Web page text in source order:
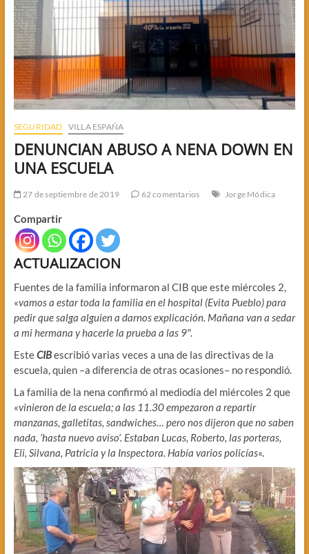
SEGURIDAD VILLA ESPAÑA
DENUNCIAN ABUSO A NENA DOWN EN
UNA ESCUELA
27 de septiembre de 2019 62 comentarios Jorge Módica
Compartir
ACTUALIZACION
Fuentes de la familia informaron al CIB que este miércoles 2,
«vamos a estar toda la familia en el hospital (Evita Pueblo) para
pedir que salga alguien a darnos explicación. Mañana van a sedar
a mi hermana y hacerle la prueba a las 9″.
EsteCIBescribió varias veces a una de las directivas de la
escuela, quien –a diferencia de otras ocasiones– no respondió.
La familia de la nena confirmó al mediodía del miércoles 2 que
«vinieron de la escuela; a las 11.30 empezaron a repartir
manzanas, galletitas, sandwiches… pero nos dijeron que no saben
nada, ‘hasta nuevo aviso’. Estaban Lucas, Roberto, las porteras,
Eli, Silvana, Patricia y la Inspectora. Había varios policías«.